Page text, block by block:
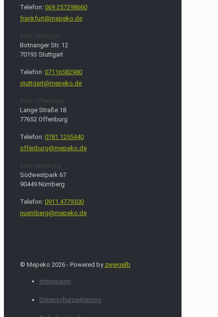
Telefon: 069 257298660
frankfurt@mepeko.de
Büro Stuttgart
Botnanger Str. 12
70193 Stuttgart
Telefon: 07116582980
stuttgart@mepeko.de
Büro Offenburg
Lange Straße 18
77652 Offenburg
Telefon: 0781 1255440
offenburg@mepeko.de
Büro Nürnberg
Südwestpark 67
90449 Nürnberg
Telefon: 0911 4779300
nuernberg@mepeko.de
© Mepeko 2026 - Powered by zweigelb
Impressum
Datenschutzerklärung